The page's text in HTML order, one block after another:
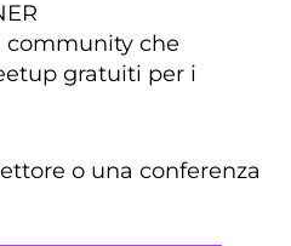
community che
gratuiti per i
o una conferenza